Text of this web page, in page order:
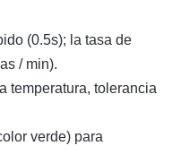
(0.5s); la tasa de
/ min).
temperatura, tolerancia
verde) para